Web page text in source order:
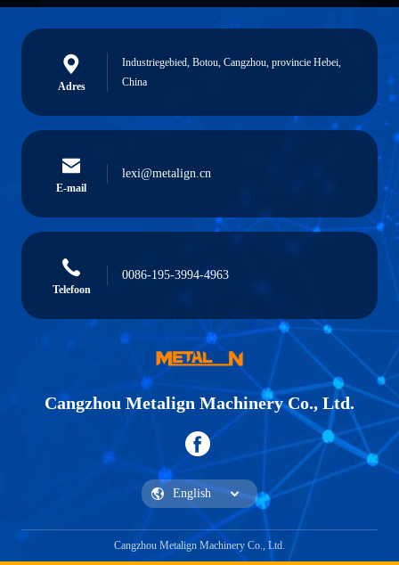
Adres
Industriegebied, Botou, Cangzhou, provincie Hebei,
China
E-mail
lexi@metalign.cn
Telefoon
0086-195-3994-4963
Cangzhou Metalign Machinery Co., Ltd.
Cangzhou Metalign Machinery Co., Ltd.